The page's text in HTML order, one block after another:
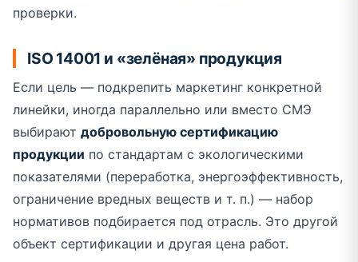
проверки.
ISO 14001 и «зелёная» продукция
Если цель — подкрепить маркетинг конкретной
линейки, иногда параллельно или вместо СМЭ
выбирают добровольную сертификацию
продукции по стандартам с экологическими
показателями (переработка, энергоэффективность,
ограничение вредных веществ и т. п.) — набор
нормативов подбирается под отрасль. Это другой
объект сертификации и другая цена работ.